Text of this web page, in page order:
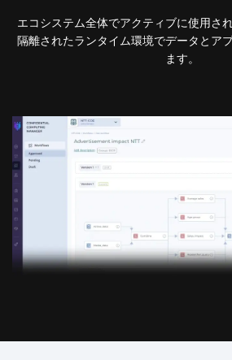
エコシステム全体でアクティブに使用さ
隔離されたランタイム環境でデータとア
ます。